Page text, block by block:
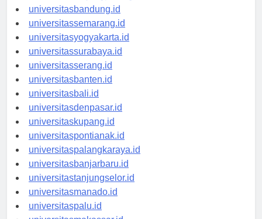
universitastanjungpinang.id
universitasbandung.id
universitassemarang.id
universitasyogyakarta.id
universitassurabaya.id
universitasserang.id
universitasbanten.id
universitasbali.id
universitasdenpasar.id
universitaskupang.id
universitaspontianak.id
universitaspalangkaraya.id
universitasbanjarbaru.id
universitastanjungselor.id
universitasmanado.id
universitaspalu.id